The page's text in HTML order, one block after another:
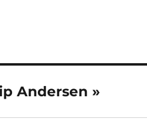
Andersen »